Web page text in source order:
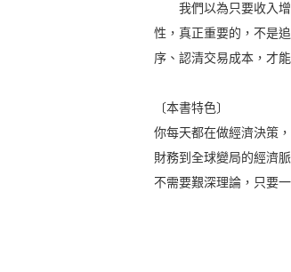
我們以為只要收入增
性，真正重要的，不是
序、認清交易成本，才
〔本書特色〕
你每天都在做經濟決策
財務到全球變局的經濟
不需要艱深理論，只要